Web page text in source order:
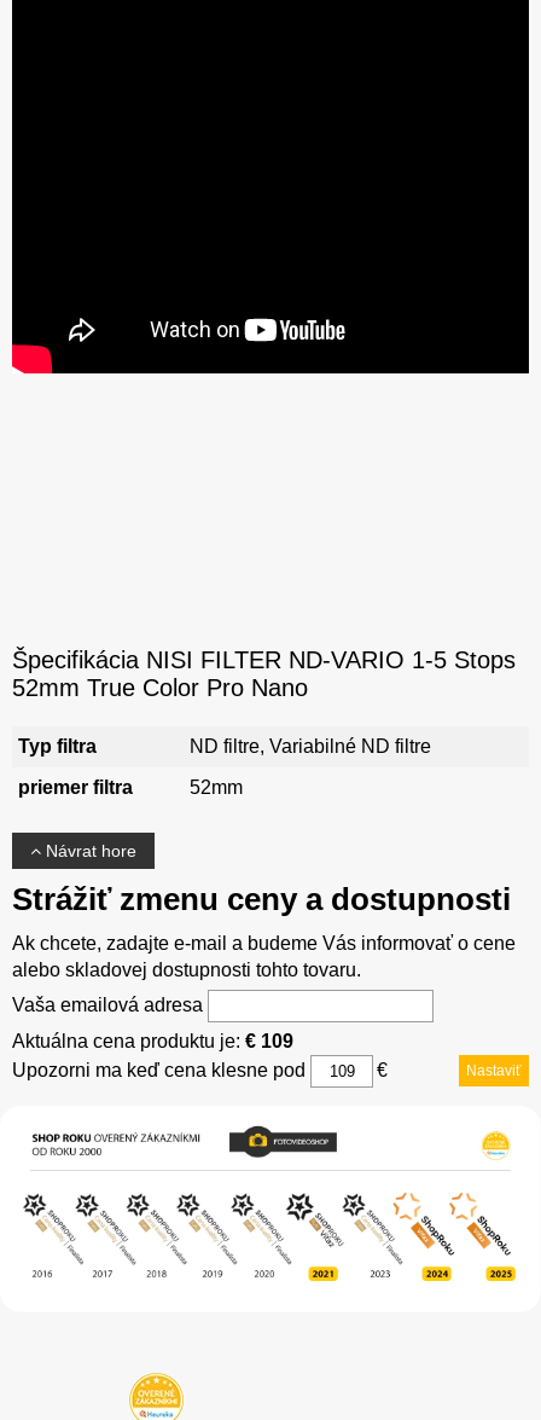
Špecifikácia NISI FILTER ND-VARIO 1-5 Stops
52mm True Color Pro Nano
Typ filtra
ND filtre, Variabilné ND filtre
priemer filtra
52mm
Návrat hore
Strážiť zmenu ceny a dostupnosti
Ak chcete, zadajte e-mail a budeme Vás informovať o cene
alebo skladovej dostupnosti tohto tovaru.
Vaša emailová adresa
Aktuálna cena produktu je: € 109
Upozorni ma keď cena klesne pod
€ Nastaviť